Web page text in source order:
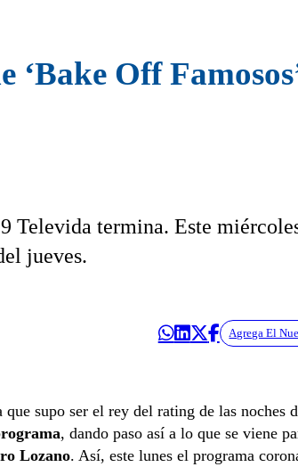
‘Bake Off
Televida termina. Este
jueves.
Agrega El
supo ser el rey del rating de las noches
, dando paso así a lo que se viene
Lozano. Así, este lunes el programa